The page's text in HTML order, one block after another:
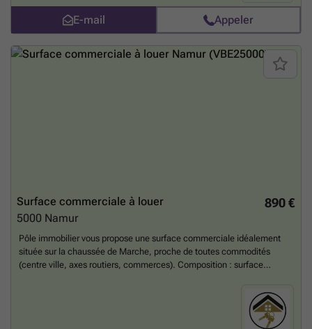
E-mail Appeler
890 €
Surface commerciale à louer
5000 Namur
Pôle immobilier vous propose une surface commerciale idéalement
située sur la chaussée de Marche, proche de toutes commodités
(centre ville, axes routiers, commerces). Composition : surface
: 890 euros + précompte et provision de charges à définir en fonction
de l'utilisation. Libre immédiatement. Infos et visites : ###En savoir